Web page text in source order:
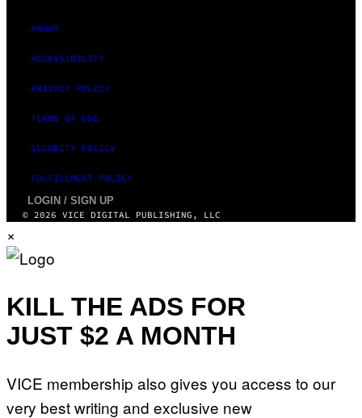
ABOUT
ACCESSIBILITY
PRIVACY POLICY
TERMS OF USE
SECURITY POLICY
FULFILLMENT POLICY
LOGIN / SIGN UP
© 2026 VICE DIGITAL PUBLISHING, LLC
×
KILL THE ADS FOR
JUST $2 A MONTH
VICE membership also gives you access to our
very best writing and exclusive new